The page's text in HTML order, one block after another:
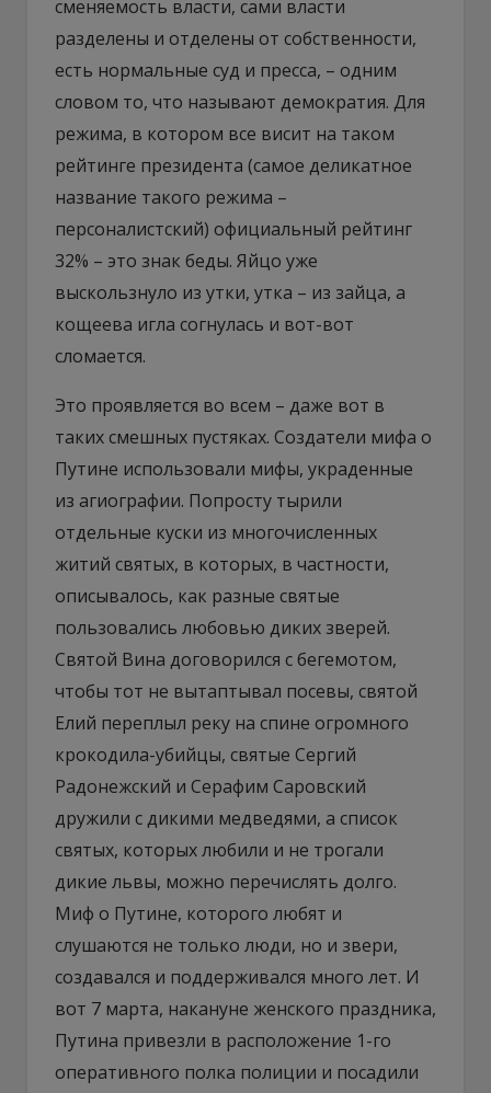
сменяемость власти, сами власти
разделены и отделены от собственности,
есть нормальные суд и пресса, – одним
словом то, что называют демократия. Для
режима, в котором все висит на таком
рейтинге президента (самое деликатное
название такого режима –
персоналистский) официальный рейтинг
32% – это знак беды. Яйцо уже
выскользнуло из утки, утка – из зайца, а
кощеева игла согнулась и вот-вот
сломается.
Это проявляется во всем – даже вот в
таких смешных пустяках. Создатели мифа о
Путине использовали мифы, украденные
из агиографии. Попросту тырили
отдельные куски из многочисленных
житий святых, в которых, в частности,
описывалось, как разные святые
пользовались любовью диких зверей.
Святой Вина договорился с бегемотом,
чтобы тот не вытаптывал посевы, святой
Елий переплыл реку на спине огромного
крокодила-убийцы, святые Сергий
Радонежский и Серафим Саровский
дружили с дикими медведями, а список
святых, которых любили и не трогали
дикие львы, можно перечислять долго.
Миф о Путине, которого любят и
слушаются не только люди, но и звери,
создавался и поддерживался много лет. И
вот 7 марта, накануне женского праздника,
Путина привезли в расположение 1-го
оперативного полка полиции и посадили